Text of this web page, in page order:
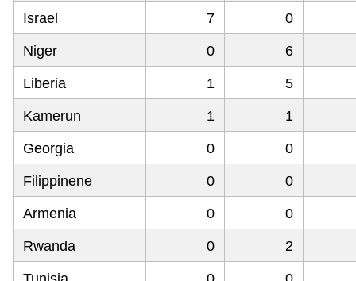
Israel 7 0
Niger 0 6
Liberia 1 5
Kamerun 1 1
Georgia 0 0
Filippinene 0 0
Armenia 0 0
Rwanda 0 2